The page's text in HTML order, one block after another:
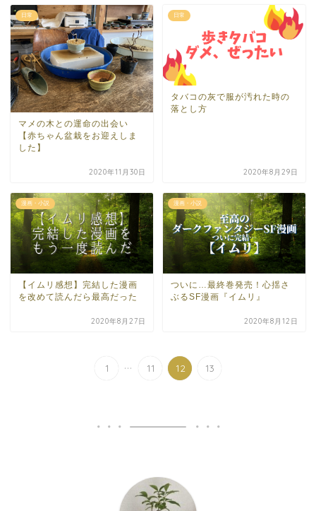
日常
マメの木との運命の出会い
【赤ちゃん盆栽をお迎えしま
した】
2020年11月30日
日常
タバコの灰で服が汚れた時の
落とし方
2020年8月29日
漫画・小説
【イムリ感想】完結した漫画
を改めて読んだら最高だった
2020年8月27日
漫画・小説
ついに…最終巻発売！心揺さ
ぶるSF漫画『イムリ』
2020年8月12日
1 ... 11 12 13